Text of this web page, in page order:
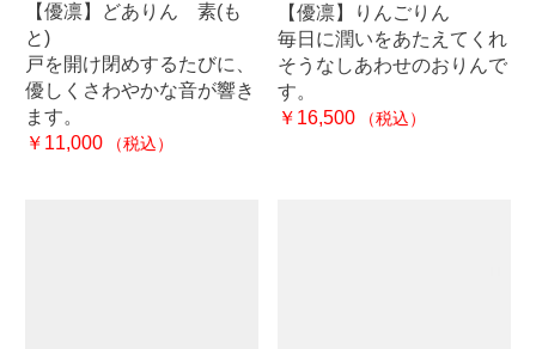
【優凛】どありん 素(も
と)
戸を開け閉めするたびに、
優しくさわやかな音が響き
ます。
￥11,000
（税込）
【優凛】りんごりん
毎日に潤いをあたえてくれ
そうなしあわせのおりんで
す。
￥16,500
（税込）